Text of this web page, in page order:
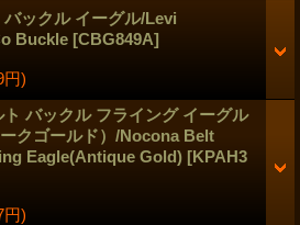
バックル イーグル/Levi
Buckle [CBG849A]
円)
ト バックル フライング イーグル
ークゴールド）/Nocona Belt
Eagle(Antique Gold) [KPAH3
円)